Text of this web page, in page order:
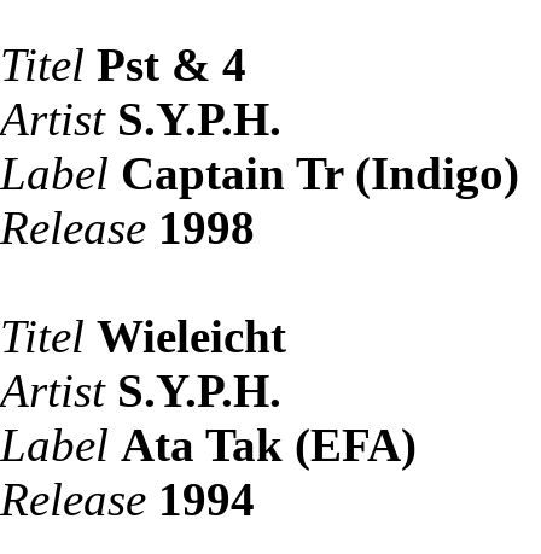
Titel Pst & 4
Artist S.Y.P.H.
Label Captain Tr (Indigo)
Release 1998
Titel Wieleicht
Artist S.Y.P.H.
Label Ata Tak (EFA)
Release 1994